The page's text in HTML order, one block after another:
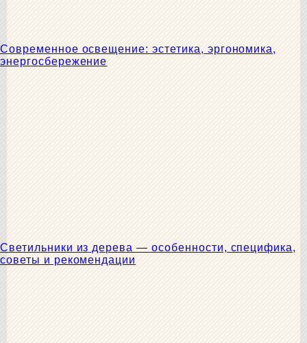
Современное освещение: эстетика, эргономика,
энергосбережение
Светильники из дерева — особенности, специфика,
советы и рекомендации